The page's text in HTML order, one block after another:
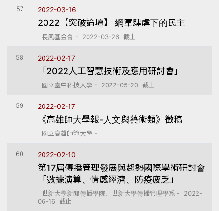
57 2022-03-16
2022【突破論壇】 網軍肆虐下的民主
長風基金會 - 2022-03-26 截止
58 2022-02-17
「2022人工智慧技術及應用研討會」
國立臺中科技大學 - 2022-05-20 截止
59 2022-02-17
《高雄師大學報-人文與藝術類》徵稿
國立高雄師範大學 -
60 2022-02-10
第17屆傳播管理發展與趨勢國際學術研討會
「數據演算、情感經濟、防疫疲乏」
世新大學新聞傳播學院、世新大學傳播管理學系 - 2022-
06-16 截止